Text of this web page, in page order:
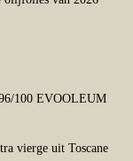
100 EVOOLEUM
vierge uit Toscane